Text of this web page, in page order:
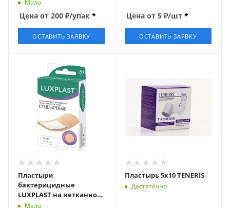
Мало
Цена от 200 ₽/упак *
ОСТАВИТЬ ЗАЯВКУ
Цена от 5₽/шт *
ОСТАВИТЬ ЗАЯВКУ
Пластыри
бактерицидные
LUXPLAST на нетканной
основе, 72х19мм (20шт/
Мало
Пластырь 5х10 TENERIS
Достаточно